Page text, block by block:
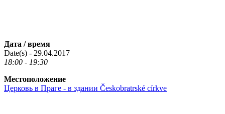
Дата / время
Date(s) - 29.04.2017
18:00 - 19:30
Местоположение
Церковь в Праге - в здании Českobratrské církve